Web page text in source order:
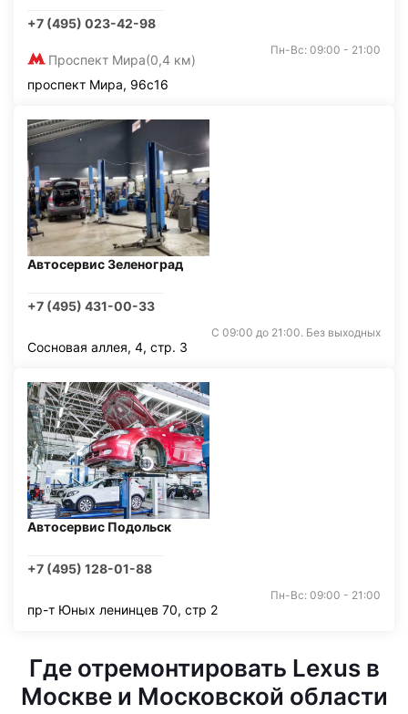
+7 (495) 023-42-98
Проспект Мира(0,4 км)
Пн-Вс: 09:00 - 21:00
проспект Мира, 96с16
Автосервис Зеленоград
+7 (495) 431-00-33
С 09:00 до 21:00. Без выходных
Сосновая аллея, 4, стр. 3
Автосервис Подольск
+7 (495) 128-01-88
Пн-Вс: 09:00 - 21:00
пр-т Юных ленинцев 70, стр 2
Где отремонтировать Lexus в
Москве и Московской области